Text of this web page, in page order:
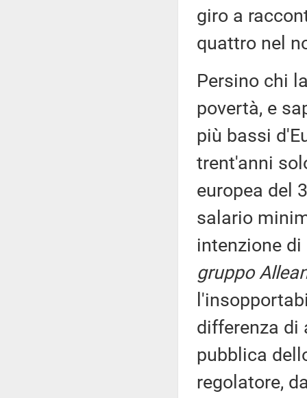
giro a
quattro nel
Persino chi
povertà, e
più bassi
trent'anni
europea del
salario
intenzione
gruppo
differenza di
pubblica
regolatore,